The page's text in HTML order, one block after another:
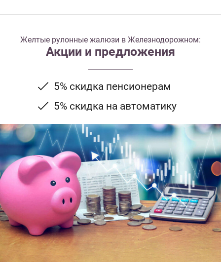
Желтые рулонные жалюзи в Железнодорожном:
Акции и предложения
5% скидка пенсионерам
5% скидка на автоматику